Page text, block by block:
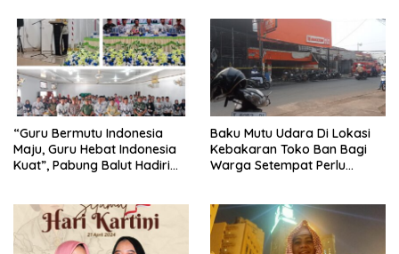
“Guru Bermutu Indonesia
Maju, Guru Hebat Indonesia
Kuat”, Pabung Balut Hadiri
Baku Mutu Udara Di Lokasi
Kebakaran Toko Ban Bagi
Warga Setempat Perlu